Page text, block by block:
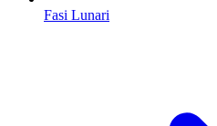
Fasi Lunari